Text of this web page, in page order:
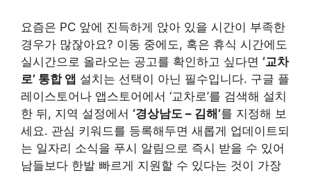
요즘은 PC 앞에 진득하게 앉아 있을 시간이 부족한
경우가 많잖아요? 이동 중에도, 혹은 휴식 시간에도
실시간으로 올라오는 공고를 확인하고 싶다면 ‘교차
로’ 통합 앱 설치는 선택이 아닌 필수입니다. 구글 플
레이스토어나 앱스토어에서 ‘교차로’를 검색해 설치
한 뒤, 지역 설정에서 ‘경상남도 – 김해’를 지정해 보
세요. 관심 키워드를 등록해두면 새롭게 업데이트되
는 일자리 소식을 푸시 알림으로 즉시 받을 수 있어
남들보다 한발 빠르게 지원할 수 있다는 것이 가장